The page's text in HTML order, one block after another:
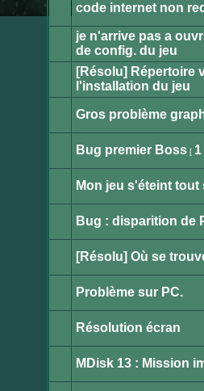
pas
publier
ou
modifier
de
messages.
Aucun
message
non
code internet non
Aucun
message
je n'arrive pas a
de config. du jeu
Aucun
message
non
[Résolu] Répertoire
l'installation du jeu
message
non
Gros problème
message
non
Bug premier Boss[ 1
message
non
Mon jeu s'éteint tout
message
non
Bug : disparition de
message
non
[Résolu] Où se
message
non
Problème sur PC.
message
non
Résolution écran
message
MDisk 13 : Mission